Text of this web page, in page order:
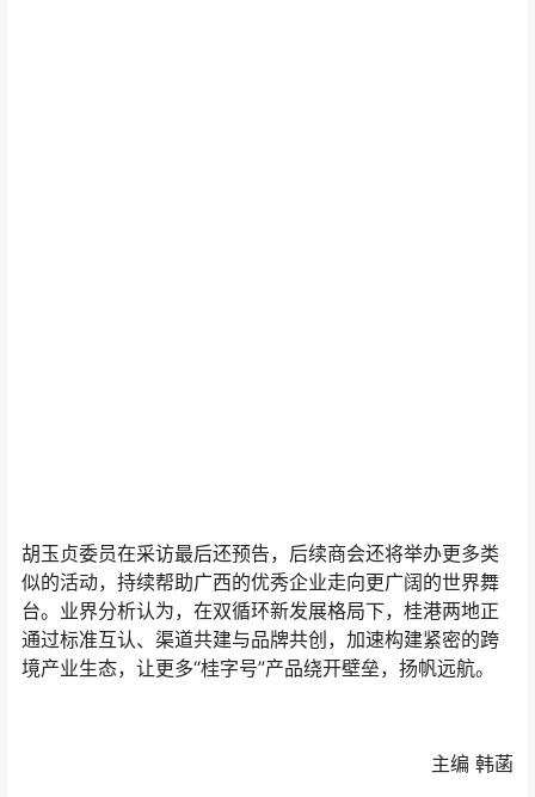
胡玉贞委员在采访最后还预告，后续商会还将举办更多类
似的活动，持续帮助广西的优秀企业走向更广阔的世界舞
台。业界分析认为，在双循环新发展格局下，桂港两地正
通过标准互认、渠道共建与品牌共创，加速构建紧密的跨
境产业生态，让更多“桂字号”产品绕开壁垒，扬帆远航。
主编 韩菡